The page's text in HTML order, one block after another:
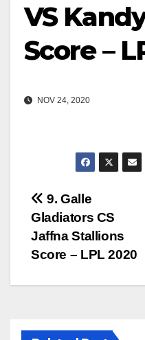
VS
Score –
NOV 24, 2020
Post
navigation
9. Galle
Gladiators CS
Jaffna Stallions
Score – LPL 2020